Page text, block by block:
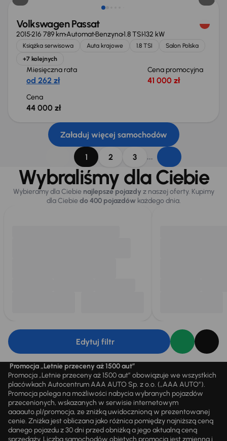
Volkswagen Passat
2015216 789 kmAutomatBenzyna1.8 TSI132 kW
Książka serwisowa Auta krajowe 1.8 TSI
Salon Polska
+7 kolejnych
Miesięczna rata
od 262 zł
Cena promocyjna
41 000 zł
Cena
44 000 zł
Załaduj więcej samochodów
1 2 3 ...
Wybraliśmy dla Ciebie
Wybieramy dla Ciebie najlepsze pojazdy z naszej oferty. Kupimy
dla Ciebiedo 400 pojazdówkażdego dnia.
Edytuj filtr
Promocja „Letnie przeceny aż 1500 aut”
Promocja „Letnie przeceny aż 1500 aut” obowiązuje we wszystkich
placówkach Autocentrum AAA AUTO Sp. z o.o. („AAA AUTO”).
Promocja polega na możliwości nabycia wybranych pojazdów
przecenionych, wskazanych w serwisie internetowym
aaaauto.pl/promocja, ze zniżką uwidocznioną w prezentowanej
cenie. Zniżka jest obliczana jako różnica pomiędzy najniższą ceną
danego pojazdu z 30 dni przed obniżką a jego aktualną ceną
sprzedaży. Liczba samochodów objętych promocją jest zmienna i